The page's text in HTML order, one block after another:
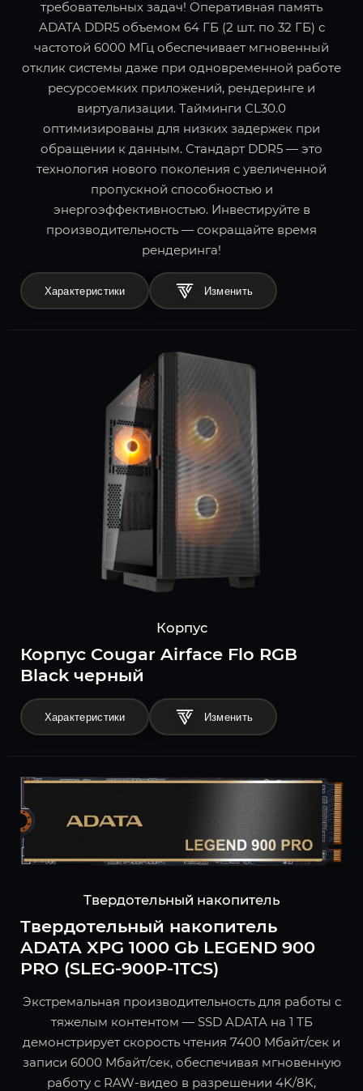
требовательных задач! Оперативная память
ADATA DDR5 объемом 64 ГБ (2 шт. по 32 ГБ) с
частотой 6000 МГц обеспечивает мгновенный
отклик системы даже при одновременной работе
ресурсоемких приложений, рендеринге и
виртуализации. Тайминги CL30.0
оптимизированы для низких задержек при
обращении к данным. Стандарт DDR5 — это
технология нового поколения с увеличенной
пропускной способностью и
энергоэффективностью. Инвестируйте в
производительность — сокращайте время
рендеринга!
Характеристики
Корпус
Корпус Cougar Airface Flo RGB
Black черный
Характеристики
Твердотельный накопитель
Твердотельный накопитель
ADATA XPG 1000 Gb LEGEND 900
PRO (SLEG-900P-1TCS)
Экстремальная производительность для работы с
тяжелым контентом — SSD ADATA на 1 ТБ
демонстрирует скорость чтения 7400 Мбайт/сек и
записи 6000 Мбайт/сек, обеспечивая мгновенную
работу с RAW-видео в разрешении 4K/8K,